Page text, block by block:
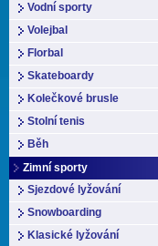
Vodní sporty
Volejbal
Florbal
Skateboardy
Kolečkové brusle
Stolní tenis
Běh
Zimní sporty
Sjezdové lyžování
Snowboarding
Klasické lyžování